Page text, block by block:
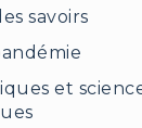
savoirs
et